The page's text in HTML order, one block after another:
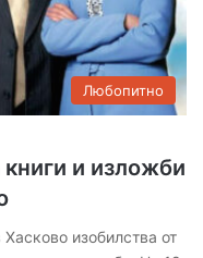
Любопитно
и изложби
изобилства от